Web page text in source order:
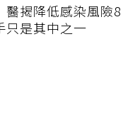
醫揭降低感染風險8
只是其中之一